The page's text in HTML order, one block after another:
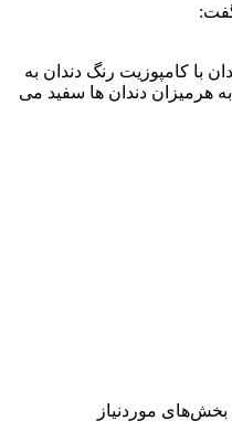
با کامپوزیت رنگ دندان به
هرمیزان دندان ها سفید می
بخش‌های موردنیاز